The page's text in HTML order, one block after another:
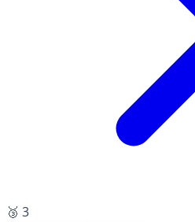
🥉 3